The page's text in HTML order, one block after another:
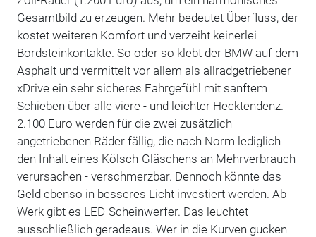
Gesamtbild zu erzeugen. Mehr bedeutet Überfluss, der
kostet weiteren Komfort und verzeiht keinerlei
Bordsteinkontakte. So oder so klebt der BMW auf dem
Asphalt und vermittelt vor allem als allradgetriebener
xDrive ein sehr sicheres Fahrgefühl mit sanftem
Schieben über alle viere - und leichter Hecktendenz.
2.100 Euro werden für die zwei zusätzlich
angetriebenen Räder fällig, die nach Norm lediglich
den Inhalt eines Kölsch-Gläschens an Mehrverbrauch
verursachen - verschmerzbar. Dennoch könnte das
Geld ebenso in besseres Licht investiert werden. Ab
Werk gibt es LED-Scheinwerfer. Das leuchtet
ausschließlich geradeaus. Wer in die Kurven gucken